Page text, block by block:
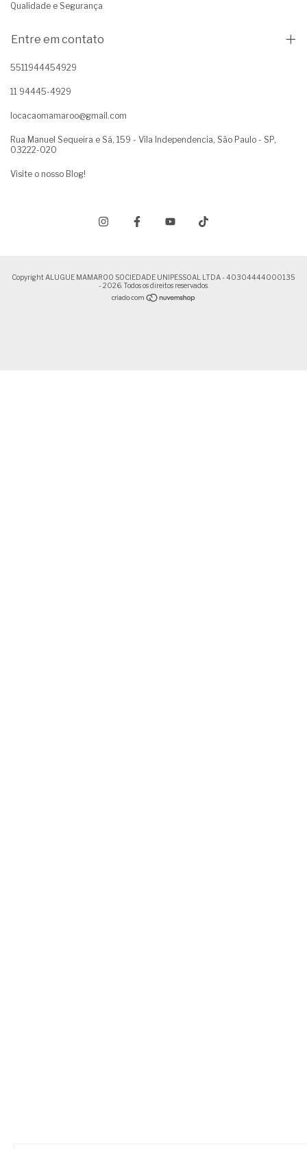
Qualidade e Segurança
Entre em contato
5511944454929
11 94445-4929
locacaomamaroo@gmail.com
Rua Manuel Sequeira e Sá, 159 - Vila Independencia, São Paulo - SP,
03222-020
Visite o nosso Blog!
Copyright ALUGUE MAMAROO SOCIEDADE UNIPESSOAL LTDA - 40304444000135
- 2026. Todos os direitos reservados.